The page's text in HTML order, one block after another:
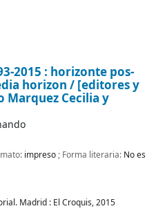
2015 : horizonte pos-
horizon /[editores y
Marquez Cecilia y
impreso; Forma literaria: No es
Madrid : El Croquis,2015